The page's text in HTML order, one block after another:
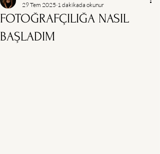
FOTOĞRAFÇILIĞA NASIL
BAŞLADIM
29 Tem 2025 1 dakikada okunur